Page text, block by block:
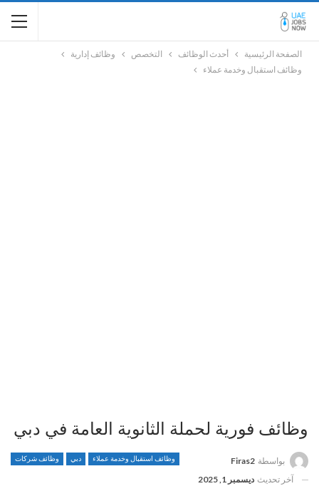
الصفحة الرئيسية أحدث الوظائف التخصص
وظائف إدارية
وظائف استقبال وخدمة عملاء
وظائف فورية لحملة الثانوية العامة في دبي
وظائف استقبال وخدمة عملاء دبي وظائف شركات بواسطة Firas2
آخر تحديث ديسمبر 1, 2025